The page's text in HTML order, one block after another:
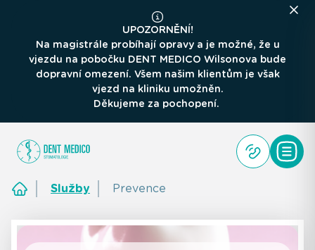
UPOZORNĚNÍ!
Na magistrále probíhají opravy a je možné, že u
vjezdu na pobočku DENT MEDICO Wilsonova bude
dopravní omezení. Všem našim klientům je však
vjezd na kliniku umožněn.
Děkujeme za pochopení.
Služby Prevence